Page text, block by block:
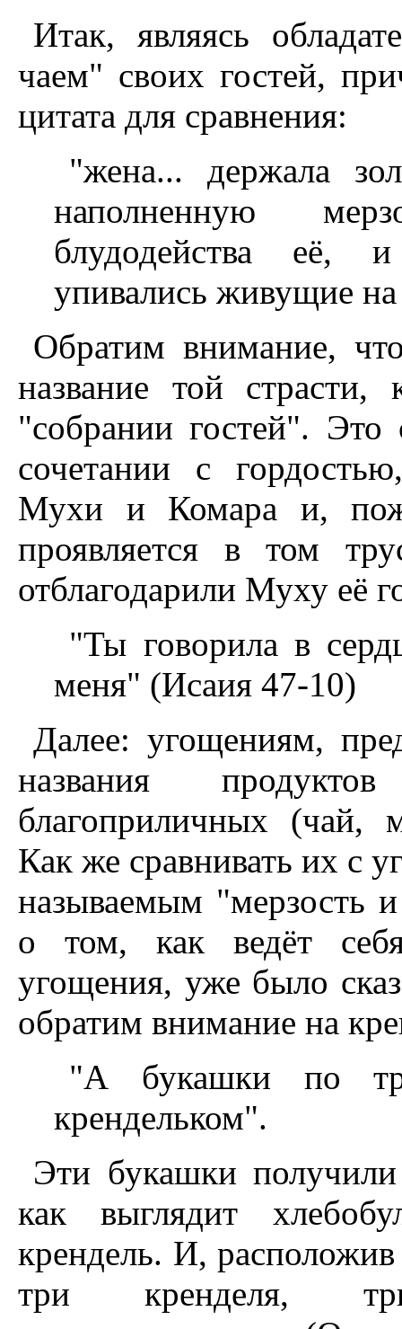
Итак, являясь
чаем" своих гостей,
цитата для сравнения:
"жена... держала
наполненную
блудодейства её,
упивались живущие
Обратим внимание,
название той
"собрании гостей". Это
сочетании с
Мухи и Комара и,
проявляется в том
отблагодарили Муху её
"Ты говорила в
меня" (Исаия 47-10)
Далее: угощениям,
названия
благоприличных (чай,
Как же сравнивать их с
называемым "мерзость и
о том, как ведёт
угощения, уже было
обратим внимание на
"А букашки по
крендельком".
Эти букашки
как выглядит
крендель. И,
три кренделя,